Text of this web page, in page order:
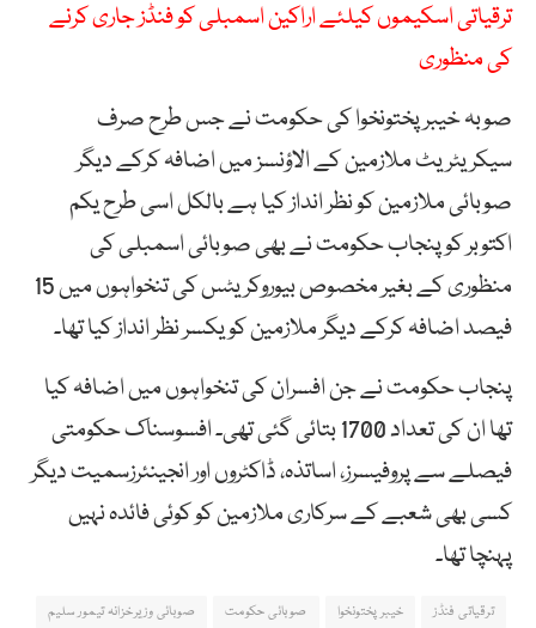
ترقیاتی اسکیموں کیلئے اراکین اسمبلی کو فنڈز جاری کرنے
کی منظوری
صوبہ خیبرپختونخوا کی حکومت نے جس طرح صرف
سیکریٹریٹ ملازمین کے الاؤنسز میں اضافہ کرکے دیگر
صوبائی ملازمین کو نظر انداز کیا ہے بالکل اسی طرح یکم
اکتوبر کو پنجاب حکومت نے بھی صوبائی اسمبلی کی
منظوری کے بغیر مخصوص بیوروکریٹس کی تنخواہوں میں 15
فیصد اضافہ کرکے دیگر ملازمین کو یکسر نظر انداز کیا تھا۔
پنجاب حکومت نے جن افسران کی تنخواہوں میں اضافہ کیا
تھا ان کی تعداد 1700 بتائی گئی تھی۔ افسوسناک حکومتی
فیصلے سے پروفیسرز، اساتذہ، ڈاکٹروں اور انجینئرزسمیت دیگر
کسی بھی شعبے کے سرکاری ملازمین کو کوئی فائدہ نہیں
پہنچا تھا۔
ترقیاتی فنڈز خیبرپختونخوا صوبائی حکومت
صوبائی وزیرخزانہ تیمور سلیم